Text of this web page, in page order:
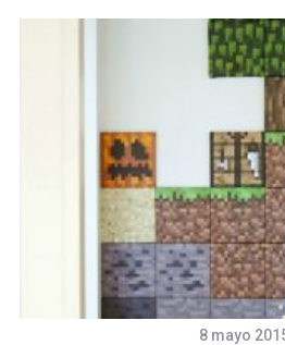
8 mayo